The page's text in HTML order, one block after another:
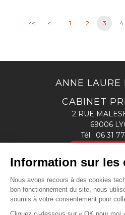
<< < 1 2 3 4
ANNE LAURE
CABINET
2 RUE
69006
Tél : 06 31
13 bis, rue Louis
69330 MEYZIEU -
06 31